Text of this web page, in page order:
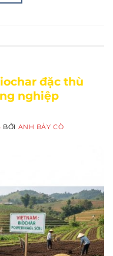
đặc thù
nghiệp
BỞI ANH BẢY CÒ